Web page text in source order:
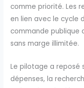
comme priorité. Les
en lien avec le cycle
commande publique
sans marge illimitée.
Le pilotage a reposé
dépenses, la